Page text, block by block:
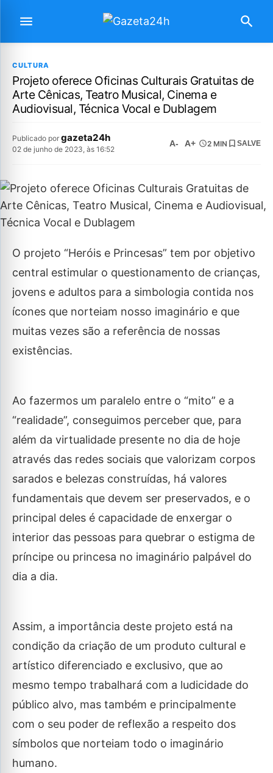
CULTURA
Projeto oferece Oficinas Culturais Gratuitas de
Arte Cênicas, Teatro Musical, Cinema e
Audiovisual, Técnica Vocal e Dublagem
Publicado por gazeta24h
02 de junho de 2023, às 16:52
A- A+ 2 MIN SALVE
O projeto “Heróis e Princesas” tem por objetivo
central estimular o questionamento de crianças,
jovens e adultos para a simbologia contida nos
ícones que norteiam nosso imaginário e que
muitas vezes são a referência de nossas
existências.
Ao fazermos um paralelo entre o “mito” e a
“realidade”, conseguimos perceber que, para
além da virtualidade presente no dia de hoje
através das redes sociais que valorizam corpos
sarados e belezas construídas, há valores
fundamentais que devem ser preservados, e o
principal deles é capacidade de enxergar o
interior das pessoas para quebrar o estigma de
príncipe ou princesa no imaginário palpável do
dia a dia.
Assim, a importância deste projeto está na
condição da criação de um produto cultural e
artístico diferenciado e exclusivo, que ao
mesmo tempo trabalhará com a ludicidade do
público alvo, mas também e principalmente
com o seu poder de reflexão a respeito dos
símbolos que norteiam todo o imaginário
humano.